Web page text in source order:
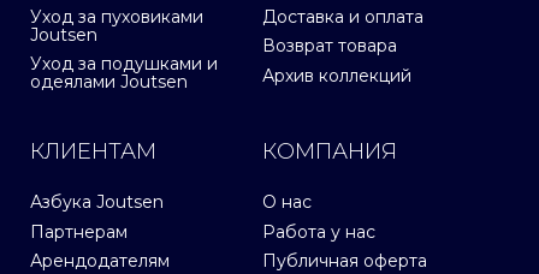
Уход за пуховиками
Joutsen
Уход за подушками и
одеялами Joutsen
Доставка и оплата
Возврат товара
Архив коллекций
КЛИЕНТАМ
Азбука Joutsen
Партнерам
Арендодателям
КОМПАНИЯ
О нас
Работа у нас
Публичная оферта